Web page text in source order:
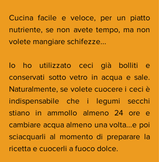
Cucina facile e veloce, per un piatto
nutriente, se non avete tempo, ma non
volete mangiare schifezze...
Io ho utilizzato ceci già bolliti e
conservati sotto vetro in acqua e sale.
Naturalmente, se volete cuocere i ceci è
indispensabile che i legumi secchi
stiano in ammollo almeno 24 ore e
cambiare acqua almeno una volta...e poi
sciacquarli al momento di preparare la
ricetta e cuocerli a fuoco dolce.